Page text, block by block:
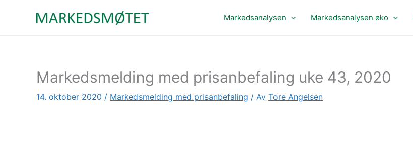
Markedsanalysen Markedsanalysen øko
Markedsmelding med prisanbefaling uke 43, 2020
14. oktober 2020 / Markedsmelding med prisanbefaling / Av Tore Angelsen